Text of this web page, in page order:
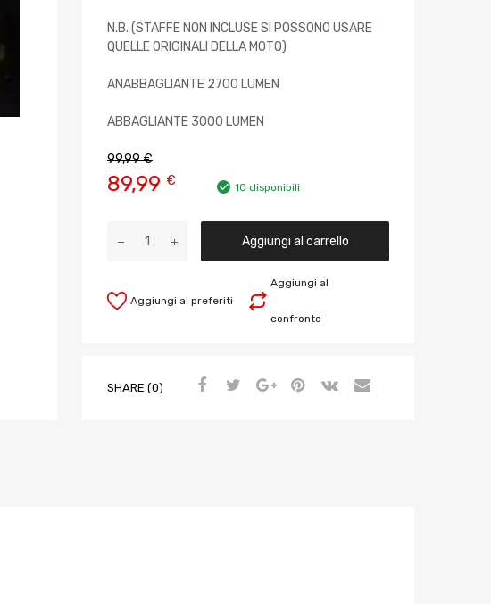
N.B. (STAFFE NON INCLUSE SI POSSONO USARE
QUELLE ORIGINALI DELLA MOTO)
ANABBAGLIANTE 2700 LUMEN
ABBAGLIANTE 3000 LUMEN
99,99€
89,99 € 10 disponibili
Aggiungi al carrello
Aggiungi al
confronto
Aggiungi ai preferiti
SHARE (0)